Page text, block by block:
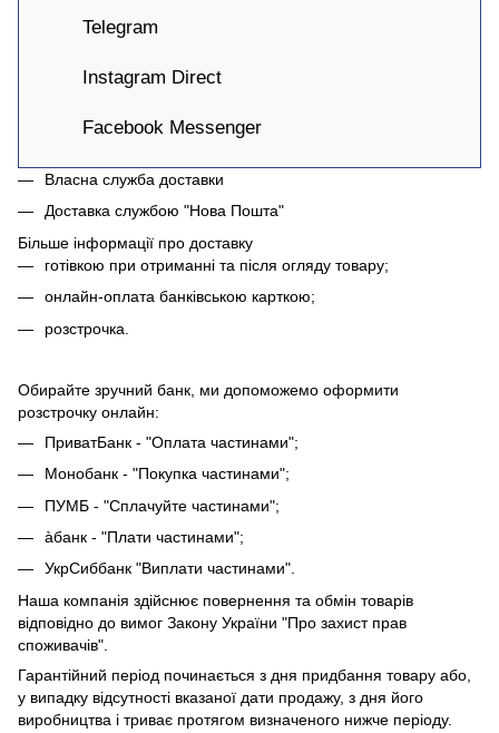
Telegram
Instagram Direct
Facebook Messenger
Власна служба доставки
Доставка службою "Нова Пошта"
Більше інформації про доставку
готівкою при отриманні та після огляду товару;
онлайн-оплата банківською карткою;
розстрочка.
Обирайте зручний банк, ми допоможемо оформити
розстрочку онлайн:
ПриватБанк - "Оплата частинами";
Монобанк - "Покупка частинами";
ПУМБ - "Сплачуйте частинами";
àбанк - "Плати частинами";
УкрСиббанк "Виплати частинами".
Наша компанія здійснює повернення та обмін товарів
відповідно до вимог Закону України "Про захист прав
споживачів".
Гарантійний період починається з дня придбання товару або,
у випадку відсутності вказаної дати продажу, з дня його
виробництва і триває протягом визначеного нижче періоду.